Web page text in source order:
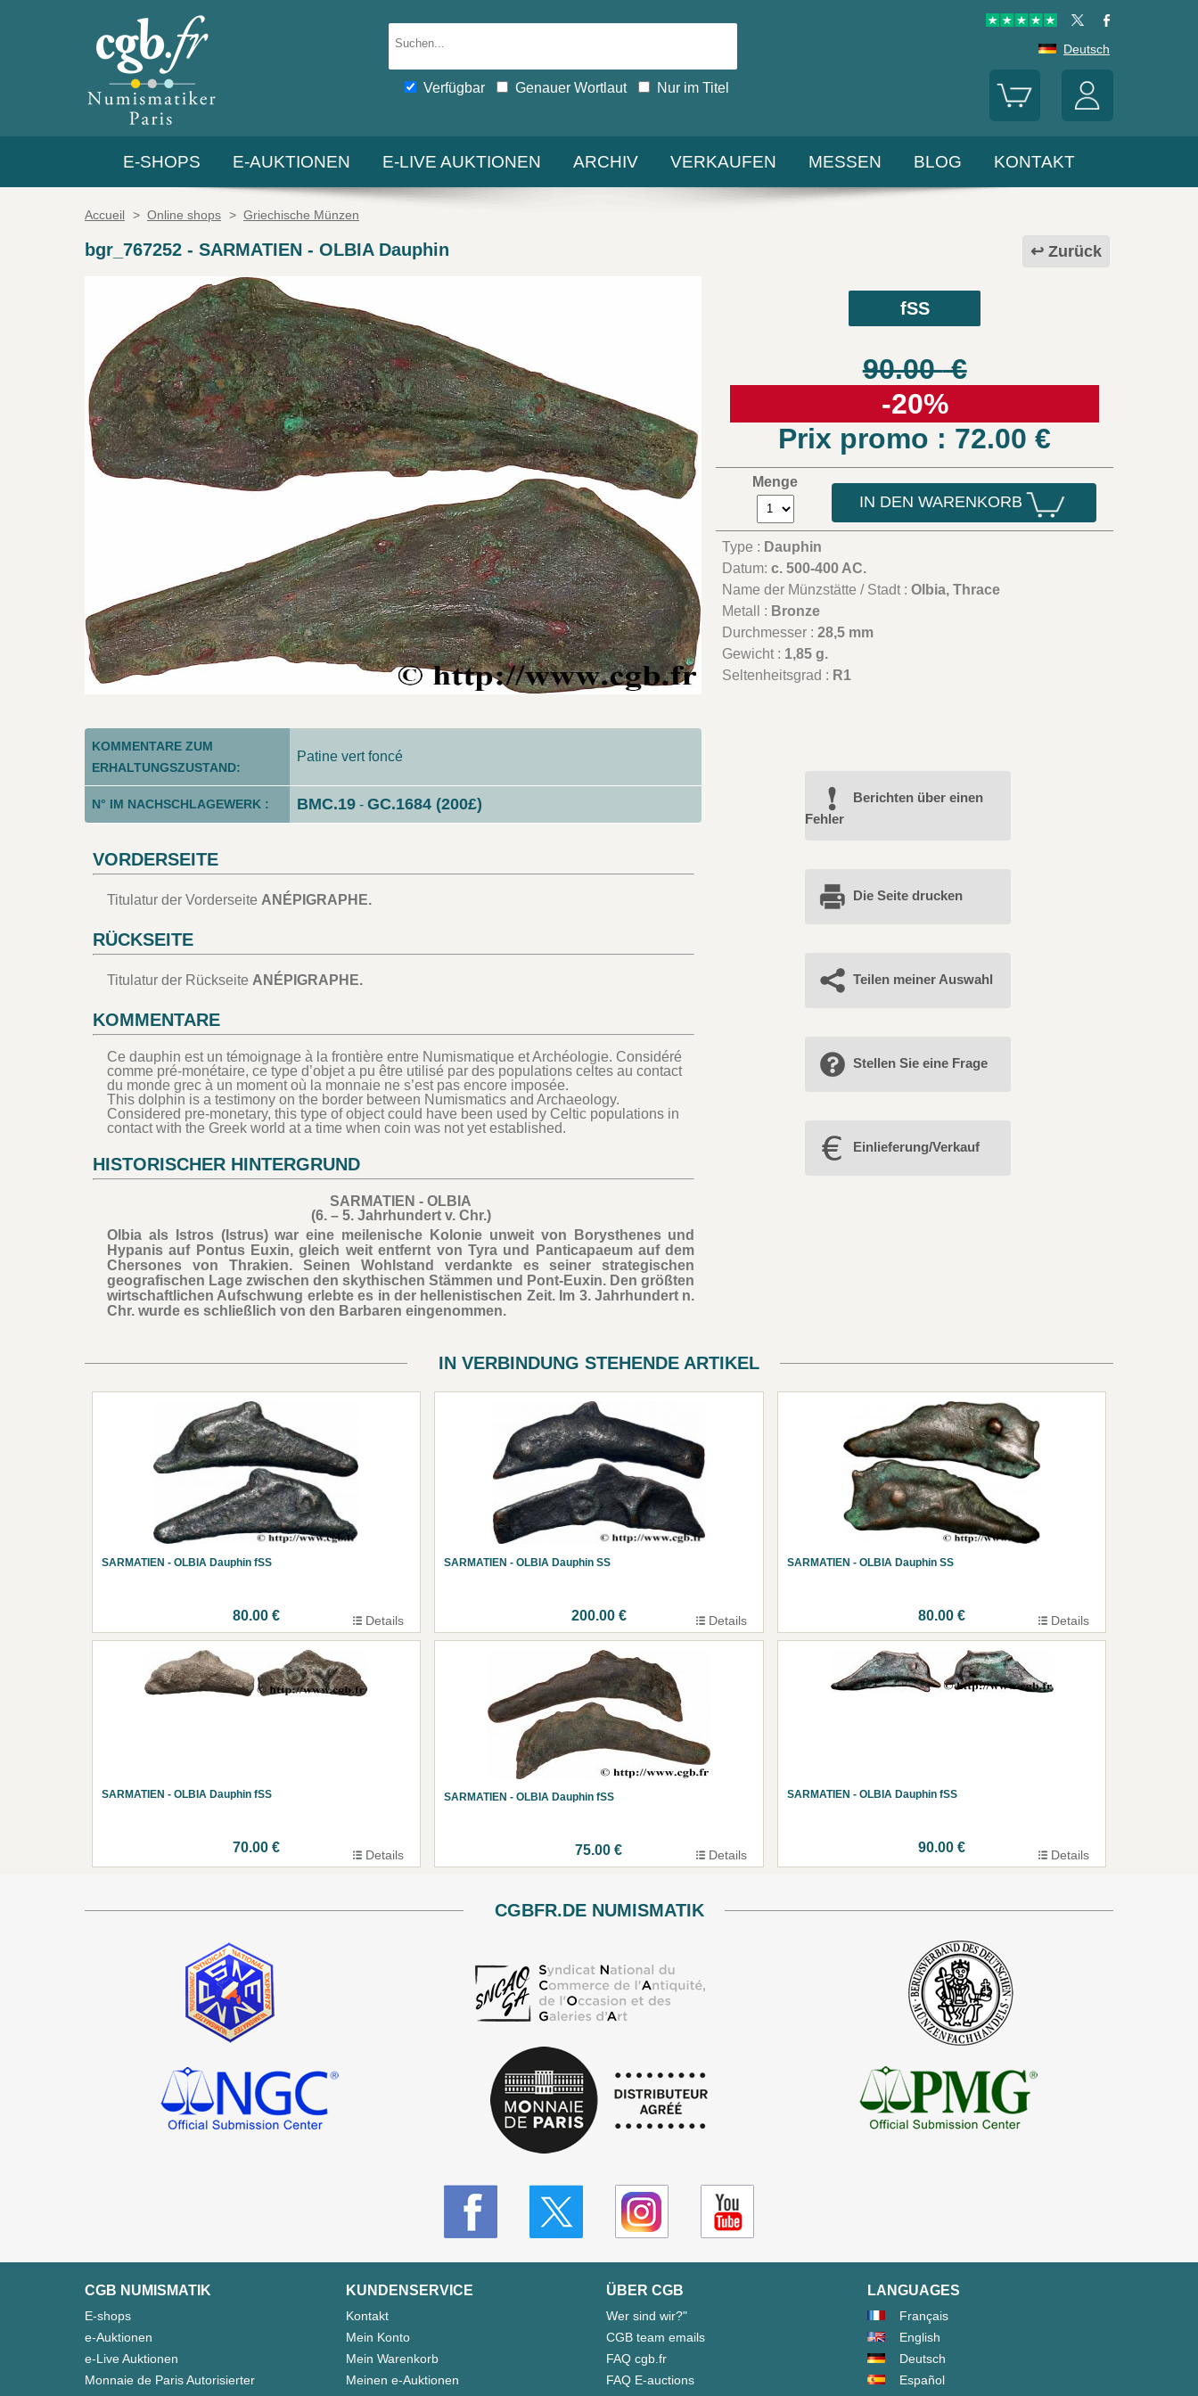
Verfügbar Genauer Wortlaut Nur im Titel
Deutsch
E-SHOPS E-AUKTIONEN E-LIVE AUKTIONEN ARCHIV VERKAUFEN MESSEN BLOG KONTAKT
Accueil > Online shops > Griechische Münzen
Zurück
bgr_767252 - SARMATIEN - OLBIA Dauphin
fSS
90.00€
-20%
Prix promo : 72.00 €
Menge
IN DEN WARENKORB
Type : Dauphin
Datum:c. 500-400 AC.
Name der Münzstätte / Stadt :Olbia, Thrace
Metall : Bronze
Durchmesser :28,5 mm
Gewicht : 1,85 g.
Seltenheitsgrad : R1
KOMMENTARE ZUM
ERHALTUNGSZUSTAND:
Patine vert foncé
N° IM NACHSCHLAGEWERK : BMC.19 - GC.1684 (200£)
VORDERSEITE
Titulatur der Vorderseite ANÉPIGRAPHE.
RÜCKSEITE
Titulatur der Rückseite ANÉPIGRAPHE.
KOMMENTARE
Ce dauphin est un témoignage à la frontière entre Numismatique et Archéologie. Considéré
comme pré-monétaire, ce type d’objet a pu être utilisé par des populations celtes au contact
du monde grec à un moment où la monnaie ne s’est pas encore imposée.
This dolphin is a testimony on the border between Numismatics and Archaeology.
Considered pre-monetary, this type of object could have been used by Celtic populations in
contact with the Greek world at a time when coin was not yet established.
HISTORISCHER HINTERGRUND
SARMATIEN - OLBIA
(6. – 5. Jahrhundert v. Chr.)
Olbia als Istros (Istrus) war eine meilenische Kolonie unweit von Borysthenes und
Hypanis auf Pontus Euxin, gleich weit entfernt von Tyra und Panticapaeum auf dem
Chersones von Thrakien. Seinen Wohlstand verdankte es seiner strategischen
geografischen Lage zwischen den skythischen Stämmen und Pont-Euxin. Den größten
wirtschaftlichen Aufschwung erlebte es in der hellenistischen Zeit. Im 3. Jahrhundert n.
Chr. wurde es schließlich von den Barbaren eingenommen.
Berichten über einen
Fehler
Die Seite drucken
Teilen meiner Auswahl
Stellen Sie eine Frage
Einlieferung/Verkauf
IN VERBINDUNG STEHENDE ARTIKEL
SARMATIEN - OLBIA Dauphin fSS
80.00 € Details
SARMATIEN - OLBIA Dauphin SS
200.00 € Details
SARMATIEN - OLBIA Dauphin SS
80.00 € Details
SARMATIEN - OLBIA Dauphin fSS
70.00 € Details
SARMATIEN - OLBIA Dauphin fSS
75.00 € Details
SARMATIEN - OLBIA Dauphin fSS
90.00 € Details
CGBFR.DE NUMISMATIK
CGB NUMISMATIK
E-shops
e-Auktionen
e-Live Auktionen
Monnaie de Paris Autorisierter
KUNDENSERVICE
Kontakt
Mein Konto
Mein Warenkorb
Meinen e-Auktionen
ÜBER CGB
Wer sind wir?"
CGB team emails
FAQ cgb.fr
FAQ E-auctions
LANGUAGES
Français
English
Deutsch
Español